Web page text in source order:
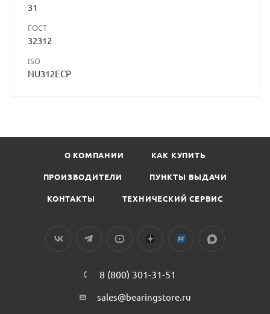
31
ГОСТ
32312
ISO
NU312ECP
О КОМПАНИИ КАК КУПИТЬ
ПРОИЗВОДИТЕЛИ ПУНКТЫ ВЫДАЧИ
КОНТАКТЫ ТЕХНИЧЕСКИЙ СЕРВИС
8 (800) 301-31-51
sales@bearingstore.ru